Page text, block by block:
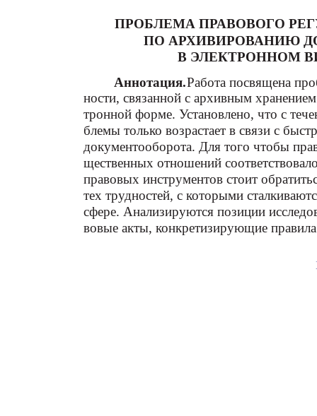
ПРОБЛЕМА ПРАВОВОГО
ПО АРХИВИРОВАНИЮ
В ЭЛЕКТРОННОМ
Аннотация.Работа посвящена
ности, связанной с архивным
тронной форме. Установлено, что с
блемы только возрастает в связи с
документооборота. Для того чтобы
щественных отношений
правовых инструментов стоит
тех трудностей, с которыми
сфере. Анализируются позиции
вовые акты, конкретизирующие